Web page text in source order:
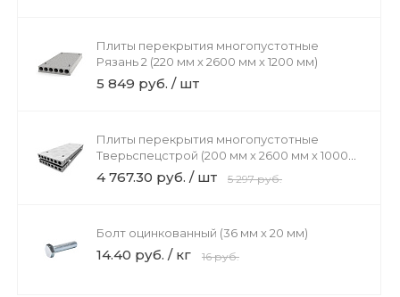
Плиты перекрытия многопустотные
Рязань 2 (220 мм х 2600 мм х 1200 мм)
5 849 руб. / шт
Плиты перекрытия многопустотные
Тверьспецстрой (200 мм х 2600 мм х 1000
мм)
4 767.30 руб. / шт 5 297 руб.
Болт оцинкованный (36 мм х 20 мм)
14.40 руб. / кг 16 руб.